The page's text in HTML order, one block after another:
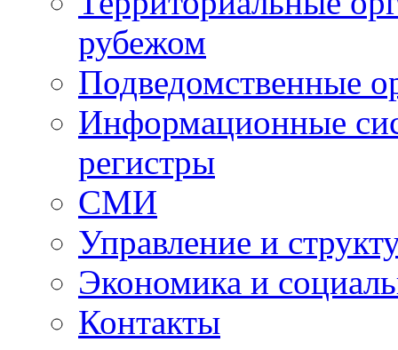
рубежом
Подведомственные
Информационные
регистры
СМИ
Управление и
Экономика и
Контакты